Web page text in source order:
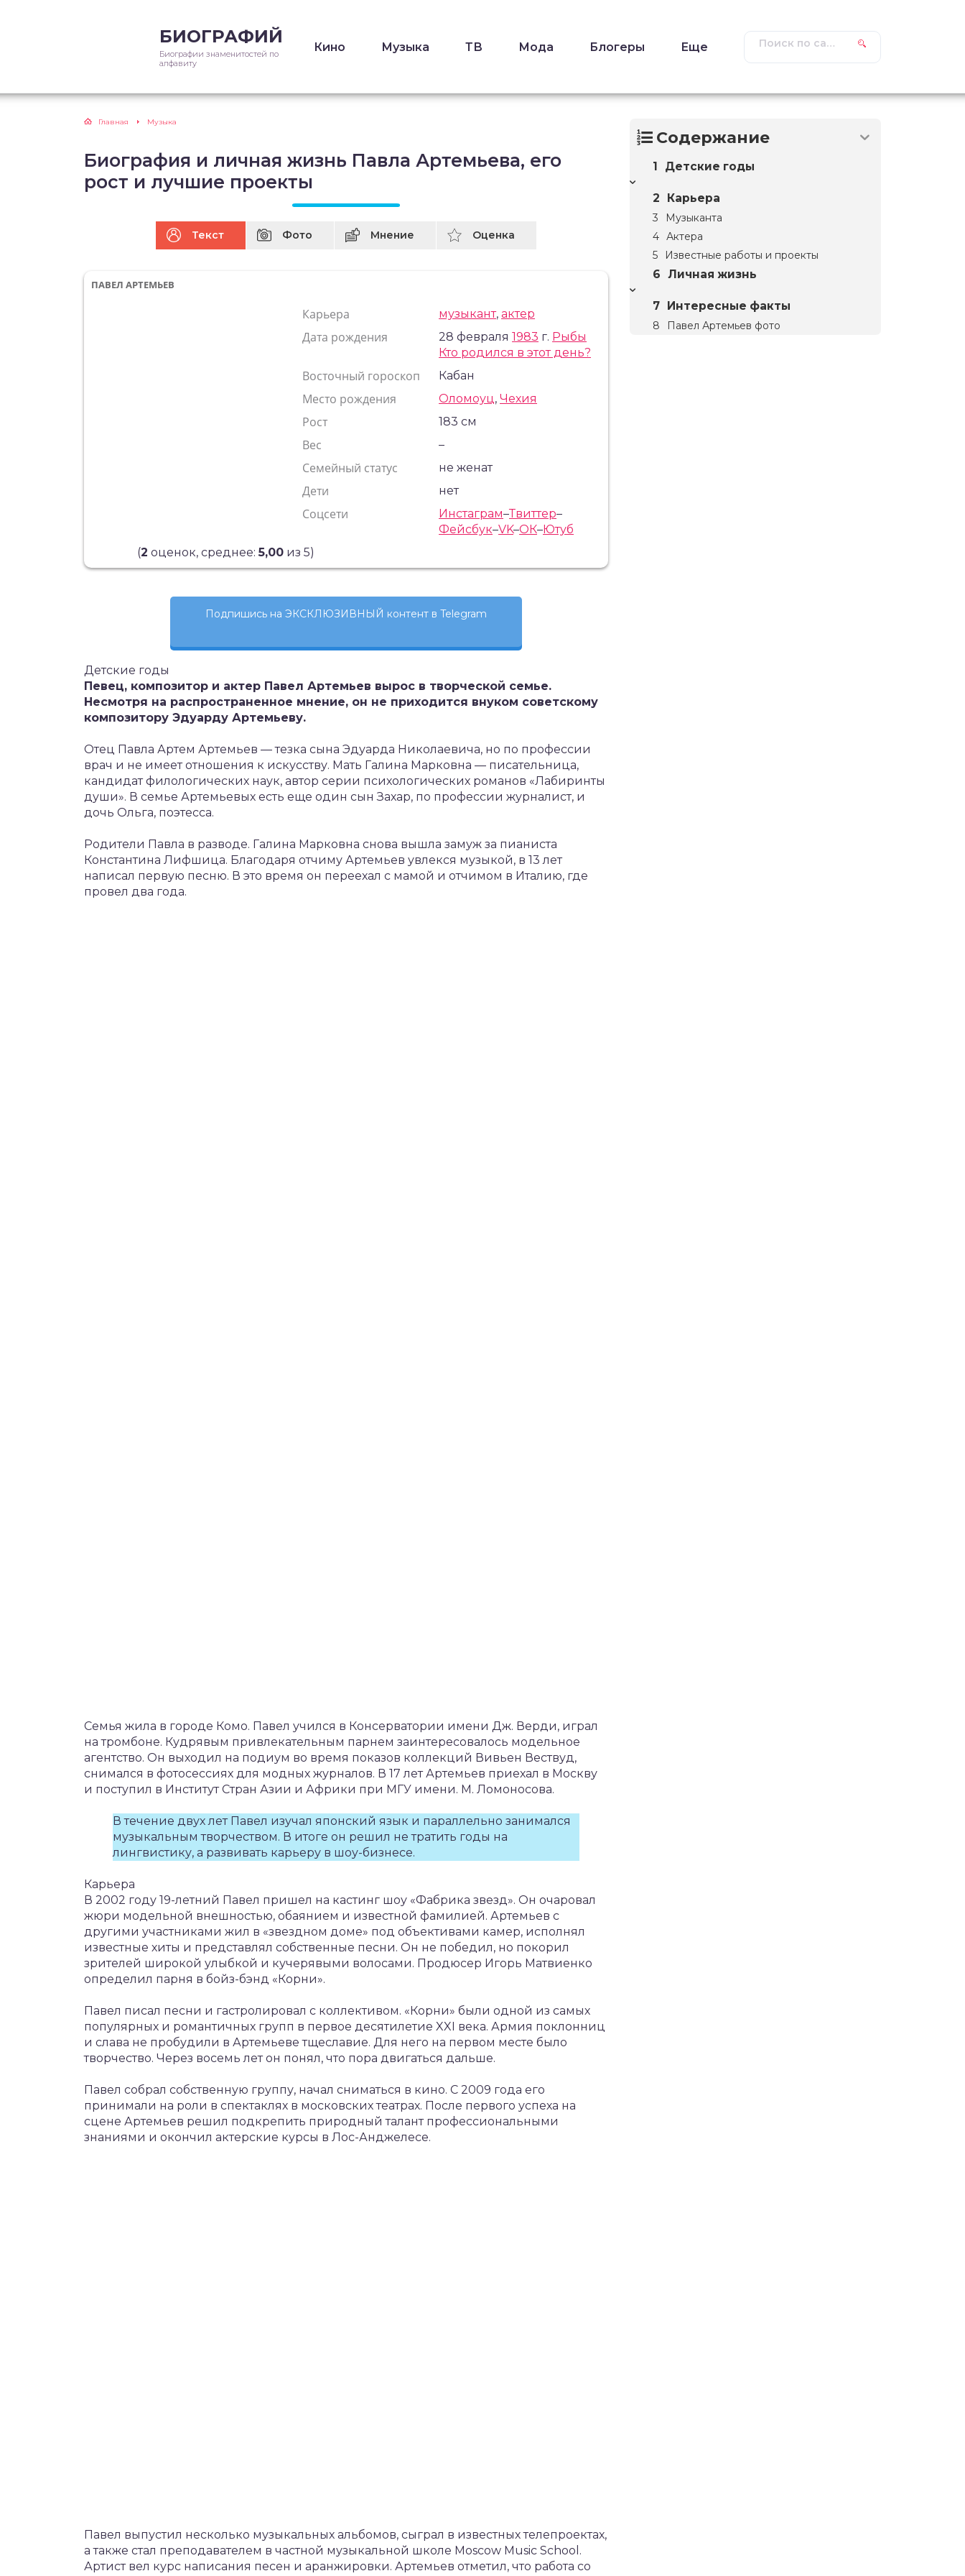
БИОГРАФИЙ
Биографии знаменитостей по
алфавиту
Кино Музыка ТВ Мода Блогеры Еще
Главная Музыка
Биография и личная жизнь Павла Артемьева, его
рост и лучшие проекты
Текст Фото Мнение Оценка
ПАВЕЛ АРТЕМЬЕВ
Карьера музыкант,актер
Дата рождения 28 февраля1983 г. Рыбы
Кто родился в этот день?
Восточный гороскоп Кабан
Место рождения Оломоуц,Чехия
Рост 183 см
Вес –
Семейный статус не женат
Дети нет
Соцсети Инстаграм–Твиттер–
Фейсбук–VK–ОК–Ютуб
(2 оценок, среднее:5,00 из 5)
Подпишись на ЭКСКЛЮЗИВНЫЙ контент в Telegram
Детские годы
Певец, композитор и актер Павел Артемьев вырос в творческой семье.
Несмотря на распространенное мнение, он не приходится внуком советскому
композитору Эдуарду Артемьеву.
Отец Павла Артем Артемьев — тезка сына Эдуарда Николаевича, но по профессии
врач и не имеет отношения к искусству. Мать Галина Марковна — писательница,
кандидат филологических наук, автор серии психологических романов «Лабиринты
души». В семье Артемьевых есть еще один сын Захар, по профессии журналист, и
дочь Ольга, поэтесса.
Родители Павла в разводе. Галина Марковна снова вышла замуж за пианиста
Константина Лифшица. Благодаря отчиму Артемьев увлекся музыкой, в 13 лет
написал первую песню. В это время он переехал с мамой и отчимом в Италию, где
провел два года.
Семья жила в городе Комо. Павел учился в Консерватории имени Дж. Верди, играл
на тромбоне. Кудрявым привлекательным парнем заинтересовалось модельное
агентство. Он выходил на подиум во время показов коллекций Вивьен Вествуд,
снимался в фотосессиях для модных журналов. В 17 лет Артемьев приехал в Москву
и поступил в Институт Стран Азии и Африки при МГУ имени. М. Ломоносова.
В течение двух лет Павел изучал японский язык и параллельно занимался
музыкальным творчеством. В итоге он решил не тратить годы на
лингвистику, а развивать карьеру в шоу-бизнесе.
Карьера
В 2002 году 19-летний Павел пришел на кастинг шоу «Фабрика звезд». Он очаровал
жюри модельной внешностью, обаянием и известной фамилией. Артемьев с
другими участниками жил в «звездном доме» под объективами камер, исполнял
известные хиты и представлял собственные песни. Он не победил, но покорил
зрителей широкой улыбкой и кучерявыми волосами. Продюсер Игорь Матвиенко
определил парня в бойз-бэнд «Корни».
Павел писал песни и гастролировал с коллективом. «Корни» были одной из самых
популярных и романтичных групп в первое десятилетие XXI века. Армия поклонниц
и слава не пробудили в Артемьеве тщеславие. Для него на первом месте было
творчество. Через восемь лет он понял, что пора двигаться дальше.
Павел собрал собственную группу, начал сниматься в кино. С 2009 года его
принимали на роли в спектаклях в московских театрах. После первого успеха на
сцене Артемьев решил подкрепить природный талант профессиональными
знаниями и окончил актерские курсы в Лос-Анджелесе.
Павел выпустил несколько музыкальных альбомов, сыграл в известных телепроектах,
а также стал преподавателем в частной музыкальной школе Moscow Music School.
Артист вел курс написания песен и аранжировки. Артемьев отметил, что работа со
Содержание
Детские годы
Карьера
Музыканта
Актера
Известные работы и проекты
Личная жизнь
Интересные факты
Павел Артемьев фото